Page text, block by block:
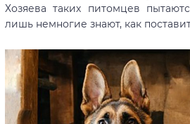
Хозяева таких питомцев
лишь немногие знают, как